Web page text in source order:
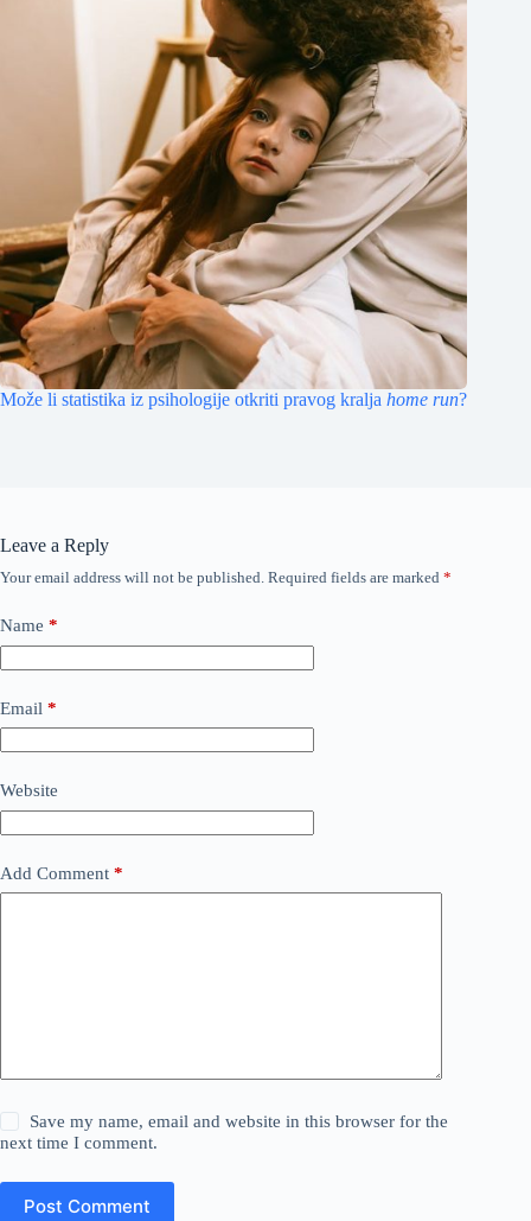
Može li statistika iz psihologije otkriti pravog kralja home run?
Leave a Reply
Your email address will not be published. Required fields are marked *
Name *
Email *
Website
Add Comment *
Save my name, email and website in this browser for the
next time I comment.
Post Comment